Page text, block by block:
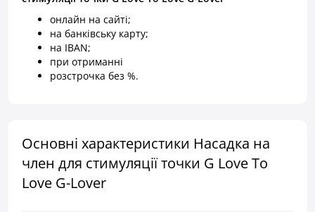
онлайн на сайті;
на банківську карту;
на IBAN;
при отриманні
розстрочка без %.
Основні характеристики Насадка на
член для стимуляції точки G Love To
Love G-Lover